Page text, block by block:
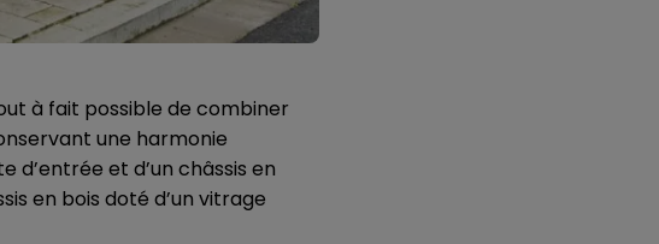
à fait possible de combiner
une harmonie
d’entrée et d’un châssis en
en bois doté d’un vitrage